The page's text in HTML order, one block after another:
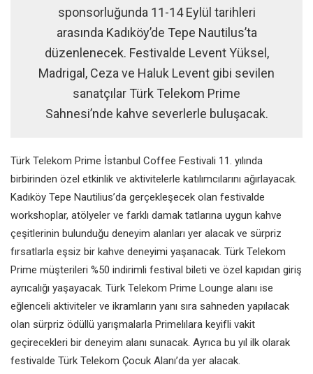
sponsorluğunda 11-14 Eylül tarihleri
arasında Kadıköy’de Tepe Nautilus’ta
düzenlenecek. Festivalde Levent Yüksel,
Madrigal, Ceza ve Haluk Levent gibi sevilen
sanatçılar Türk Telekom Prime
Sahnesi’nde kahve severlerle buluşacak.
Türk Telekom Prime İstanbul Coffee Festivali 11. yılında
birbirinden özel etkinlik ve aktivitelerle katılımcılarını ağırlayacak.
Kadıköy Tepe Nautilius’da gerçekleşecek olan festivalde
workshoplar, atölyeler ve farklı damak tatlarına uygun kahve
çeşitlerinin bulunduğu deneyim alanları yer alacak ve sürpriz
fırsatlarla eşsiz bir kahve deneyimi yaşanacak. Türk Telekom
Prime müşterileri %50 indirimli festival bileti ve özel kapıdan giriş
ayrıcalığı yaşayacak. Türk Telekom Prime Lounge alanı ise
eğlenceli aktiviteler ve ikramların yanı sıra sahneden yapılacak
olan sürpriz ödüllü yarışmalarla Primelılara keyifli vakit
geçirecekleri bir deneyim alanı sunacak. Ayrıca bu yıl ilk olarak
festivalde Türk Telekom Çocuk Alanı’da yer alacak.